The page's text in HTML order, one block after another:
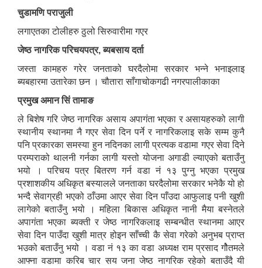
चुडामणि पराजुली
लगाएतका टोलीहरु ठुलो सिरुवारीमा गएर
जेष्ठ नागरिक परिचयपत्र, ब्यबसाय दर्ता
जस्ता कामहरु गरेर जनताको घरदैलोमा सरकार भन्ने भनाइलाइ
ब्यबहारमा उतारेका छन । चौतारा साँगाचोकगढी नगरपालीकाका
प्रमुख अमान सिं तामाङ
ले बिशेष गरि जेष्ठ नागरिक असाय अपागंता भएका र असायहरुको लागी
स्थानीय स्थानमा नै गएर सेवा दिन पर्ने र नागरिकलाइ सके सम्म कुनै
पनि प्रकारका समस्या हुन नदिनका लागी प्रत्यक वडामा गएर सेवा दिने
परम्पराको थालनी गर्नका लागी यस्तो योजना अगाडी ल्याएको बताउँनु
भयो । परिचय पत्र बितरण गर्न वडा नं १३ पुग्नु भएका प्रमुख
प्रशाशकीय अधिकृत बस्यालले जनताका घरदैलोमा सरकार भनेकै यो हो
भन्दै सेवाग्रही भएको ठाँउमा आएर सेवा दिन पाँउदा आफुलाइ पनी खुशी
लागेको बताउँनु भयो । महिला बिकास अधिकृत नानी मैया बस्नेतले
अपागंता भएका ब्यक्ती र जेष्ठ नागरिकलाइ सम्बन्धीत स्थानमा आएर
सेवा दिन पाउँदा खुशी मात्र होइन साँच्ची कै सेवा गरेको अनुभब प्राप्त
भउको बताउँनु भयो । वडा नं १३ का वडा अध्यक्ष राम प्रसाद गौेतमले
आफ्ना वडामा करिब चार सय जना जेष्ठ नागरिक रहेको बताउँदै यी